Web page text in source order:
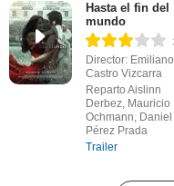
Hasta el fin del
mundo
Director: Emiliano
Castro Vizcarra
Reparto Aislinn
Derbez, Mauricio
Ochmann, Daniel
Pérez Prada
Trailer